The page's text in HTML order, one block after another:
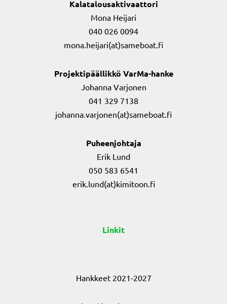
Kalatalousaktivaattori
Mona Heijari
040 026 0094
mona.heijari(at)sameboat.fi
Projektipäällikkö VarMa-hanke
Johanna Varjonen
041 329 7138
johanna.varjonen(at)sameboat.fi
Puheenjohtaja
Erik Lund
050 583 6541
erik.lund(at)kimitoon.fi
Linkit
Hankkeet 2021-2027